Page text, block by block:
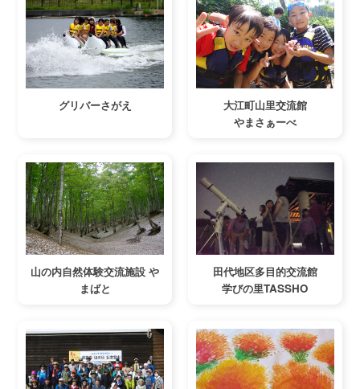
グリバーさがえ
大江町山里交流館
やまさぁーべ
山の内自然体験交流施設 や
まばと
田代地区多目的交流館
学びの里TASSHO